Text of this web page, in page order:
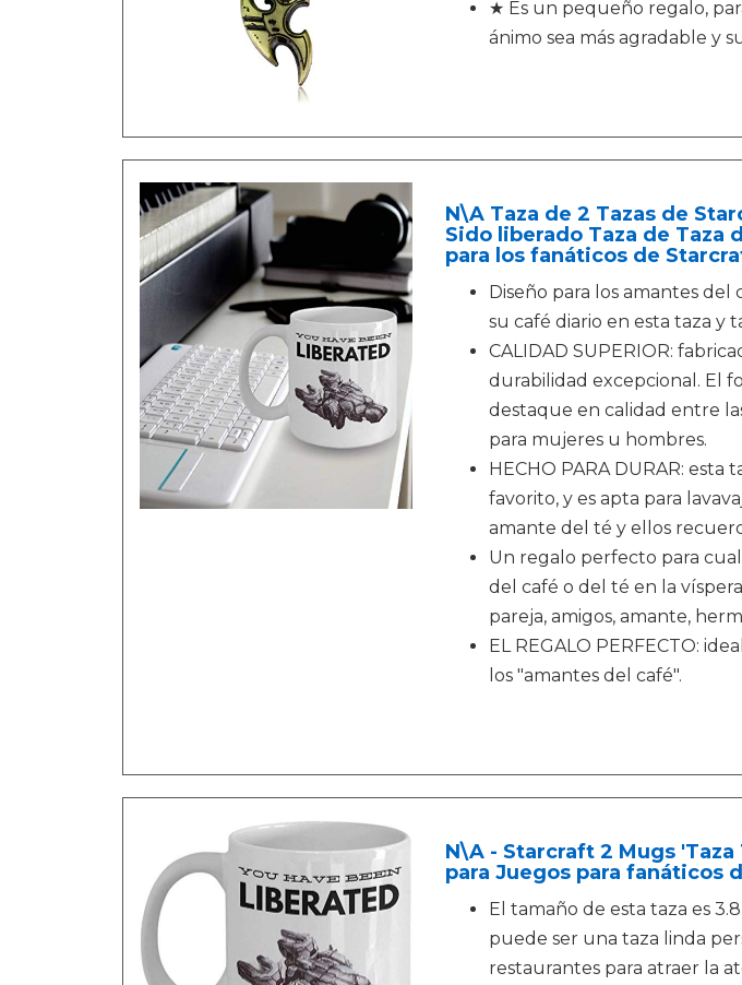
★ Es un pequeño regalo,
ánimo sea más agradable y
N\A Taza de 2 Tazas de
Sido liberado Taza de Taza
para los fanáticos de
Diseño para los amantes
su café diario en esta taza y
CALIDAD SUPERIOR:
durabilidad excepcional. El
destaque en calidad entre
para mujeres u hombres.
HECHO PARA DURAR:
favorito, y es apta para
amante del té y ellos
Un regalo perfecto para
del café o del té en la
pareja, amigos, amante,
EL REGALO PERFECTO:
los "amantes del café".
N\A - Starcraft 2 Mugs
para Juegos para fanáticos
El tamaño de esta taza es
puede ser una taza linda
restaurantes para atraer la